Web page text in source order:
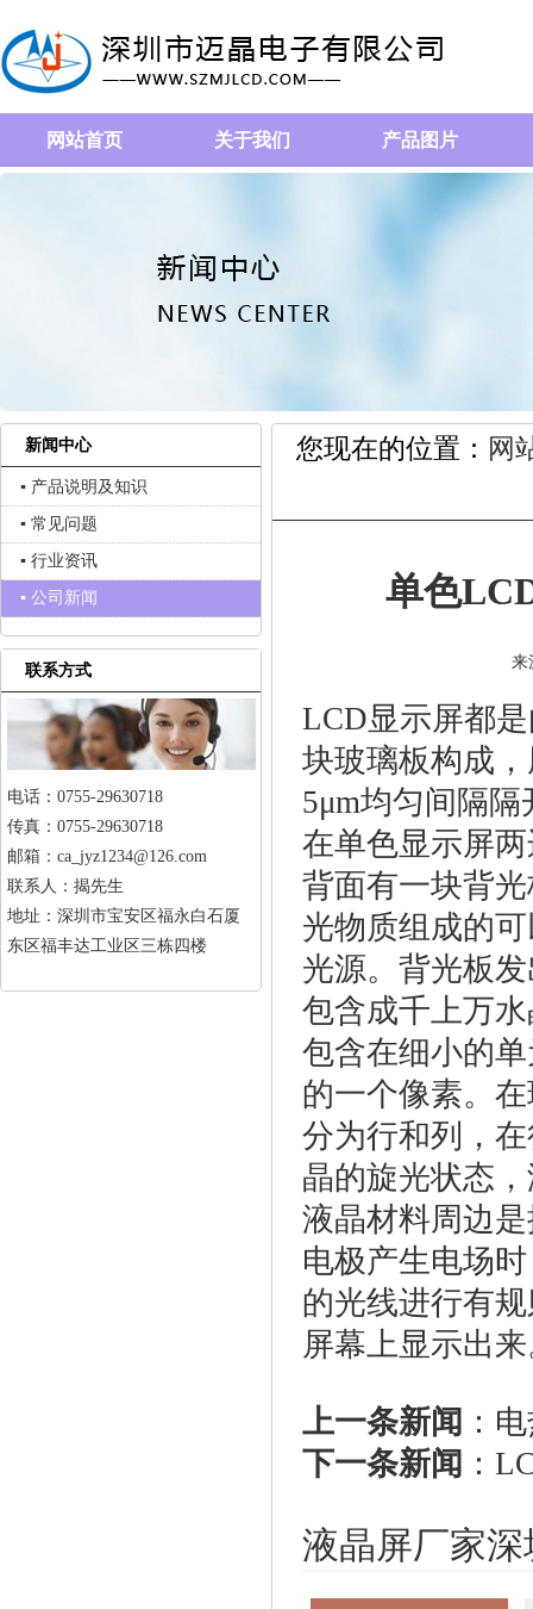
网站首页 关于我们 产品图片
您现在的位置： 网
单色
来
LCD显示屏都
块玻璃板构成
5μm均匀间隔
在单色显示屏
背面有一块背
光物质组成的
光源。背光板
包含成千上万
包含在细小的
的一个像素。
分为行和列，
晶的旋光状态
液晶材料周边
电极产生电场
的光线进行有
屏幕上显示出
上一条新闻 ：
下一条新闻 ：
液晶屏厂家
新闻中心
▪ 产品说明及知识
▪ 常见问题
▪ 行业资讯
▪ 公司新闻
联系方式
电话：0755-29630718
传真：0755-29630718
邮箱：ca_jyz1234@126.com
联系人：揭先生
地址：深圳市宝安区福永白石厦
东区福丰达工业区三栋四楼